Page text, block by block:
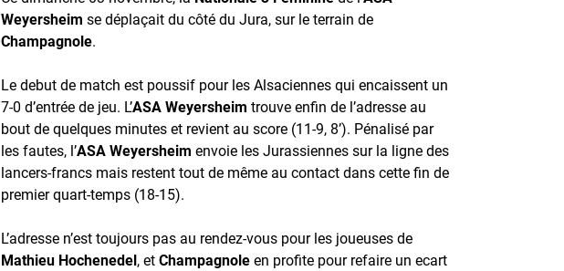
Weyersheim se déplaçait du côté du Jura, sur le terrain de
Champagnole.
Le debut de match est poussif pour les Alsaciennes qui encaissent un
7-0 d’entrée de jeu. L’ASA Weyersheim trouve enfin de l’adresse au
bout de quelques minutes et revient au score (11-9, 8’). Pénalisé par
les fautes, l’ASA Weyersheim envoie les Jurassiennes sur la ligne des
lancers-francs mais restent tout de même au contact dans cette fin de
premier quart-temps (18-15).
L’adresse n’est toujours pas au rendez-vous pour les joueuses de
Mathieu Hochenedel, etChampagnoleen profite pour refaire un ecart